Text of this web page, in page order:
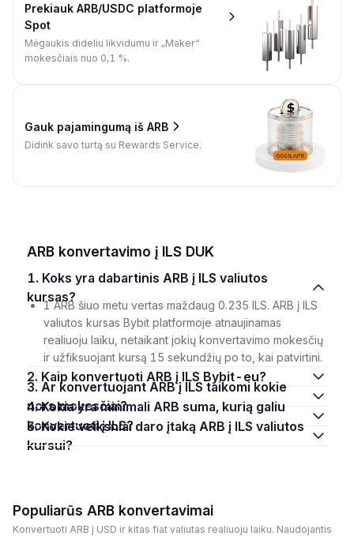
Prekiauk ARB/USDC platformoje
Spot
Mėgaukis dideliu likvidumu ir „Maker“
mokesčiais nuo 0,1 %.
Gauk pajamingumą iš ARB
Didink savo turtą su Rewards Service.
ARB konvertavimo į ILS DUK
1. Koks yra dabartinis ARB į ILS valiutos
kursas?
1 ARB šiuo metu vertas maždaug 0.235 ILS. ARB į ILS
valiutos kursas Bybit platformoje atnaujinamas
realiuoju laiku, netaikant jokių konvertavimo mokesčių
ir užfiksuojant kursą 15 sekundžių po to, kai patvirtini.
2. Kaip konvertuoti ARB į ILS Bybit-eu?
3. Ar konvertuojant ARB į ILS taikomi kokie
nors mokesčiai?
4. Kokia yra minimali ARB suma, kurią galiu
konvertuoti į ILS?
5. Kokie veiksniai daro įtaką ARB į ILS valiutos
kursui?
Populiarūs ARB konvertavimai
Konvertuoti ARB į USD ir kitas fiat valiutas realiuoju laiku. Naudojantis